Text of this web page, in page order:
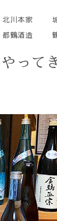
北川本家
都鶴酒造
って